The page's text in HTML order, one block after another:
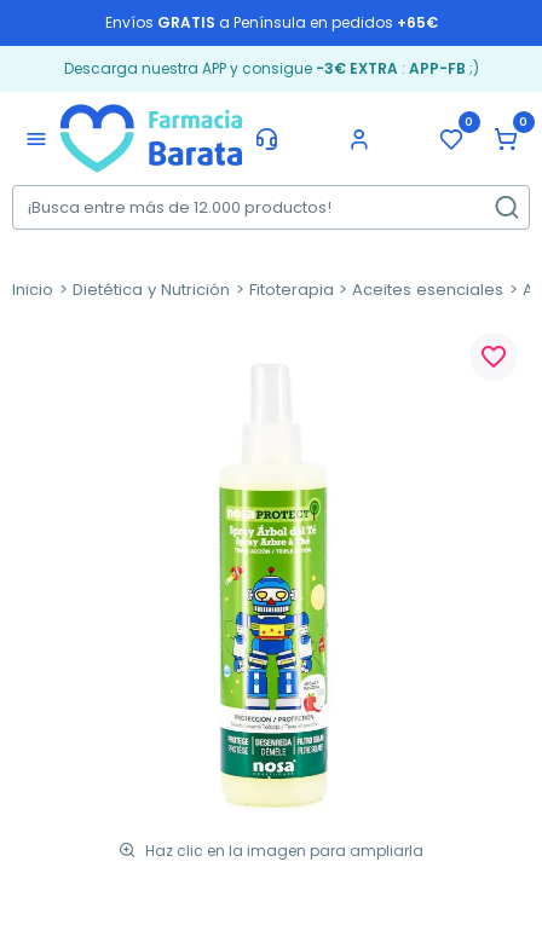
Envíos GRATIS a Península en pedidos +65€
Descarga nuestra APP y consigue -3€ EXTRA: APP-FB ;)
menu
0 0
Inicio Dietética y Nutrición Fitoterapia Aceites esenciales
Haz clic en la imagen para ampliarla
favorite_border